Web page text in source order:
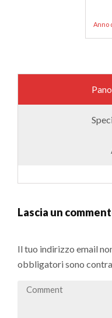
Anno
Lascia un
Il tuo indirizzo email
obbligatori sono